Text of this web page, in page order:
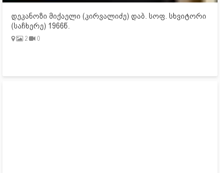
დეკანოზი მიქაელი (კირვალიძე) დაბ. სოფ. სხვიტორი
(საჩხერე) 1966წ.
2 0